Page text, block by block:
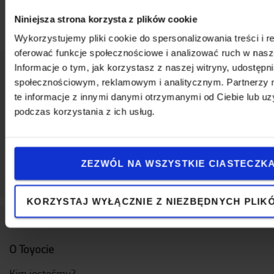
Niniejsza strona korzysta z plików cookie
Wykorzystujemy pliki cookie do spersonalizowania treści i
oferować funkcje społecznościowe i analizować ruch w
Informacje o tym, jak korzystasz z naszej witryny,
społecznościowym, reklamowym i analitycznym. Partnerzy
te informacje z innymi danymi otrzymanymi od Ciebie lub
podczas korzystania z ich usług.
ZEZWÓL NA WSZYSTKIE
KORZYSTAJ WYŁĄCZNIE Z NIEZBĘDNYCH
Długość
Napisz do nas
O Toyocie